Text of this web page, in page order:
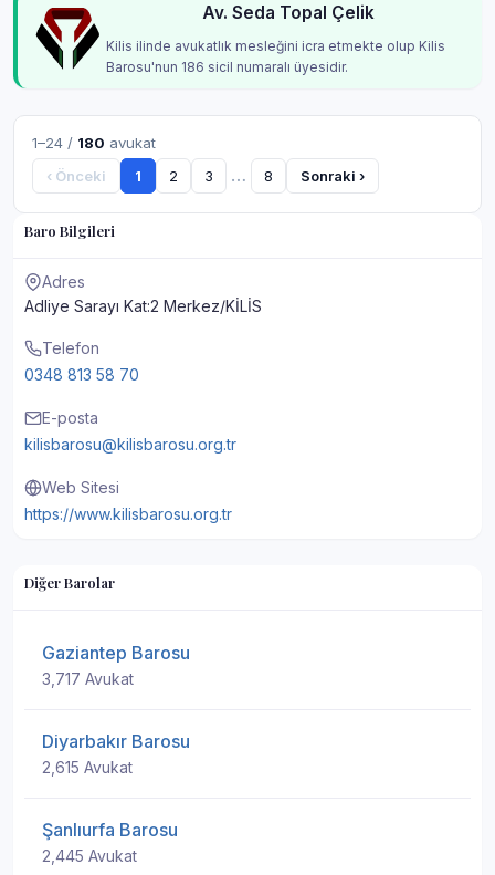
Baro Bilgileri
Adres
Adliye Sarayı Kat:2 Merkez/KİLİS
Telefon
0348 813 58 70
E-posta
kilisbarosu@kilisbarosu.org.tr
Web Sitesi
https://www.kilisbarosu.org.tr
Diğer Barolar
Gaziantep Barosu
3,717 Avukat
Diyarbakır Barosu
2,615 Avukat
Şanlıurfa Barosu
2,445 Avukat
Av. Seda Topal Çelik
Kilis ilinde avukatlık mesleğini icra etmekte olup Kilis
Barosu'nun 186 sicil numaralı üyesidir.
1–24 / 180 avukat
‹ Önceki
1 2 3 … 8 Sonraki ›